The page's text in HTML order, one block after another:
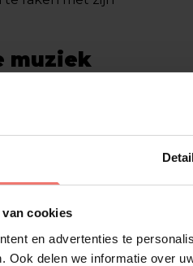
cookies
en advertenties te
Ook delen we informatie over
muziek
Kus Van Jou’ is
laat duidelijk
favoriet te
bij
zijn carrière. Met
produceren en zijn